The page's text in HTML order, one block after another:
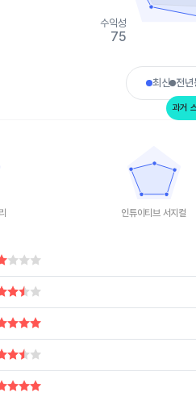
수익성
75
최신 전년
과거
1 X axis displaying categories.
1 Y axis displaying values. Data
The chart has
The chart has
인튜이티브 서지컬